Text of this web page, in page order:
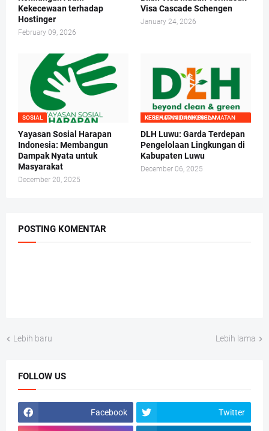
Kekecewaan terhadap
Hostinger
February 09, 2026
Visa Cascade Schengen
January 24, 2026
SOSIAL
Yayasan Sosial Harapan
Indonesia: Membangun
Dampak Nyata untuk
Masyarakat
December 20, 2025
KESEHATAN DAN KESELAMATAN KERJA DAN LINGKUNGAN
DLH Luwu: Garda Terdepan
Pengelolaan Lingkungan di
Kabupaten Luwu
December 06, 2025
POSTING KOMENTAR
Lebih baru Lebih lama
FOLLOW US
Facebook Twitter